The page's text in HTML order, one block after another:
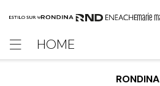
HOME

RONDINA